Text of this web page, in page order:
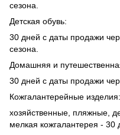
сезона.
Детская обувь:
30 дней с даты продажи
сезона.
Домашняя и
30 дней с даты продажи
Кожгалантерейные изделия:
хозяйственные, пляжные,
мелкая кожгалантерея - 30